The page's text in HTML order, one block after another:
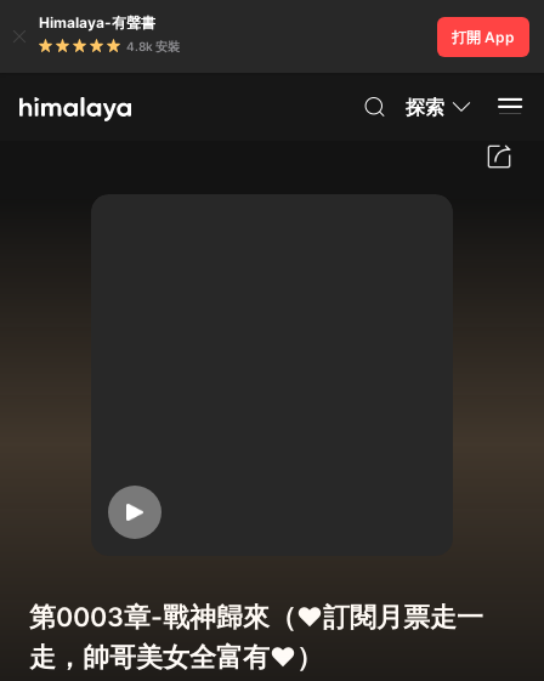
Himalaya-有聲書
4.8k 安裝
打開 App
探索
第0003章-戰神歸來（❤訂閱月票走一
走，帥哥美女全富有❤）